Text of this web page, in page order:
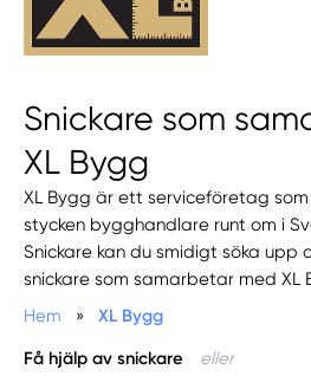
Snickare som
XL Bygg
XL Bygg är ett serviceföretag
stycken bygghandlare runt om i
Snickare kan du smidigt söka upp
snickare som samarbetar med XL
Hem
» XL Bygg
Få hjälp av snickare eller